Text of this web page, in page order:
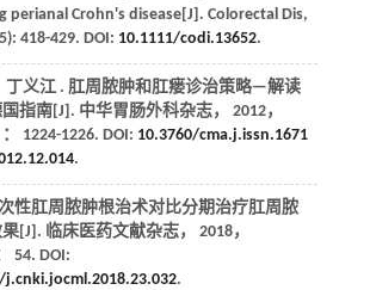
perianal Crohn's disease[J]. Colorectal Dis,
418-429. DOI: 10.1111/codi.13652.
丁义江 . 肛周脓肿和肛瘘诊治策略—解读
指南[J]. 中华胃肠外科杂志， 2012，
1224-1226. DOI: 10.3760/cma.j.issn.1671
.
性肛周脓肿根治术对比分期治疗肛周脓
[J]. 临床医药文献杂志， 2018，
54. DOI:
j.cnki.jocml.2018.23.032.